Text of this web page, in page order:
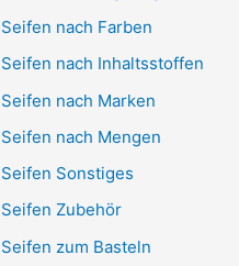
Seifen nach Farben
Seifen nach Inhaltsstoffen
Seifen nach Marken
Seifen nach Mengen
Seifen Sonstiges
Seifen Zubehör
Seifen zum Basteln